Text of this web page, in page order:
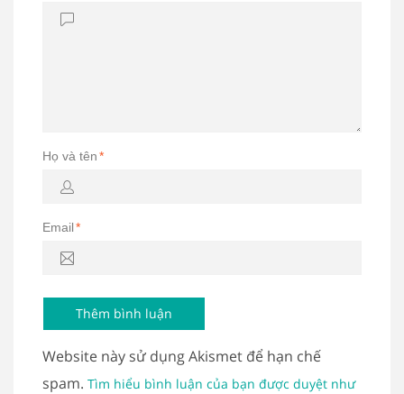
Họ và tên*
Email*
Website này sử dụng Akismet để hạn chế
spam. Tìm hiểu bình luận của bạn được duyệt như